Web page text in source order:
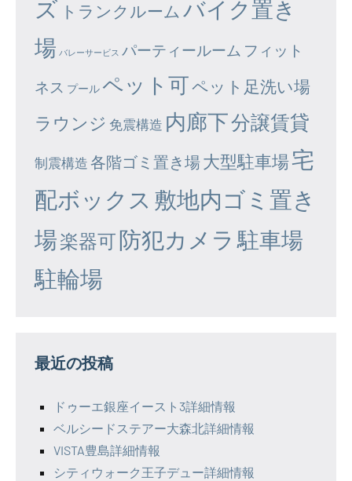
ズ トランクルーム バイク置き
場 バレーサービス パーティールーム フィット
ネス プール ペット可ペット足洗い場
ラウンジ 免震構造 内廊下分譲賃貸
制震構造 各階ゴミ置き場大型駐車場宅
配ボックス 敷地内ゴミ置き
場楽器可防犯カメラ 駐車場
駐輪場
最近の投稿
ドゥーエ銀座イースト3詳細情報
ベルシードステアー大森北詳細情報
VISTA豊島詳細情報
シティウォーク王子デュー詳細情報